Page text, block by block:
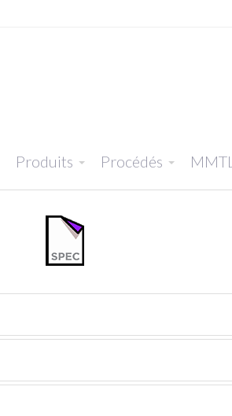
Produits Procédés MMTL